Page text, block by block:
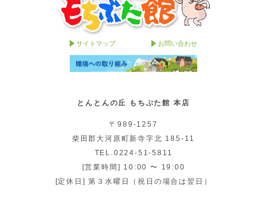
サイトマップ お問い合わせ
とんとんの丘 もちぶた館 本店
〒989-1257
柴田郡大河原町新寺字北 185-11
TEL.0224-51-5811
[営業時間] 10:00 〜 19:00
[定休日] 第３水曜日（祝日の場合は翌日）